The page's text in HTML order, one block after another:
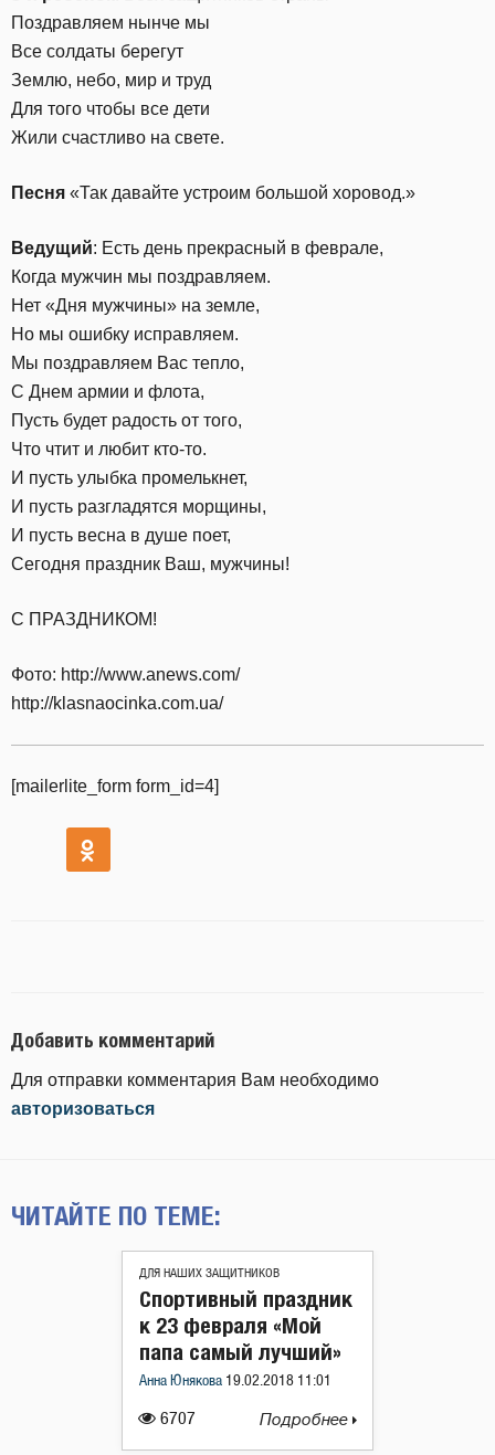
Поздравляем нынче мы
Все солдаты берегут
Землю, небо, мир и труд
Для того чтобы все дети
Жили счастливо на свете.
Песня «Так давайте устроим большой хоровод.»
Ведущий: Есть день прекрасный в феврале,
Когда мужчин мы поздравляем.
Нет «Дня мужчины» на земле,
Но мы ошибку исправляем.
Мы поздравляем Вас тепло,
С Днем армии и флота,
Пусть будет радость от того,
Что чтит и любит кто-то.
И пусть улыбка промелькнет,
И пусть разгладятся морщины,
И пусть весна в душе поет,
Сегодня праздник Ваш, мужчины!
С ПРАЗДНИКОМ!
Фото: http://www.anews.com/
http://klasnaocinka.com.ua/
[mailerlite_form form_id=4]
Добавить комментарий
Для отправки комментария Вам необходимо
авторизоваться
ЧИТАЙТЕ ПО ТЕМЕ:
ДЛЯ НАШИХ ЗАЩИТНИКОВ
6707
Спортивный праздник
к 23 февраля «Мой
папа самый лучший»
Анна Юнякова 19.02.2018 11:01
Подробнее